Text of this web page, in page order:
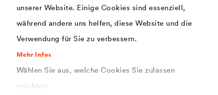
unserer Website. Einige Cookies sind essenziell,
während andere uns helfen, diese Website und die
Verwendung für Sie zu verbessern.
Mehr Infos
Wählen Sie aus, welche Cookies Sie zulassen
möchten.